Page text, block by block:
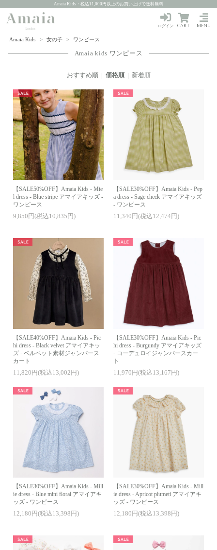
Amaia Kids・税込11,000円以上のお買い上げで送料無料
MENU
ログイン CART
Amaia Kids > 女の子 > ワンピース
Amaia kids ワンピース
おすすめ順| 価格順| 新着順
【SALE50%OFF】Amaia Kids - Mie
l dress - Blue stripe アマイアキッズ -
ワンピース
9,850円(税込10,835円)
【SALE30%OFF】Amaia Kids - Pep
a dress - Sage check アマイアキッズ
- ワンピース
11,340円(税込12,474円)
【SALE40%OFF】Amaia Kids - Pic
hi dress - Black velvet アマイアキッ
ズ - ベルベット素材ジャンパース
カート
11,820円(税込13,002円)
【SALE30%OFF】Amaia Kids - Pic
hi dress - Burgundy アマイアキッズ
- コーデュロイジャンパースカー
ト
11,970円(税込13,167円)
【SALE30%OFF】Amaia Kids - Mill
ie dress - Blue mini floral アマイアキ
ッズ - ワンピース
12,180円(税込13,398円)
【SALE30%OFF】Amaia Kids - Mill
ie dress - Apricot plumeti アマイアキ
ッズ - ワンピース
12,180円(税込13,398円)